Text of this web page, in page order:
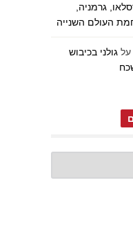
גרמניה,
העולם השנייה
על גולני בכיבוש